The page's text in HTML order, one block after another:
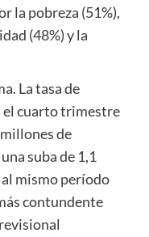
la pobreza (51%),
(48%) y la
La tasa de
el cuarto trimestre
de
suba de 1,1
mismo período
contundente